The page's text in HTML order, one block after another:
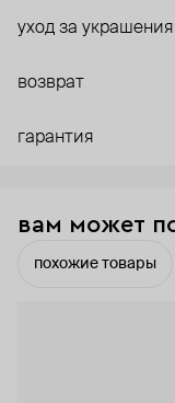
уход за
возврат
гарантия
вам может
похожие товары